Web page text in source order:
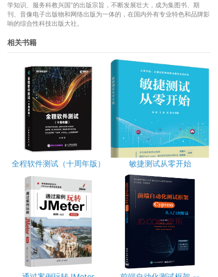
4.1开源工具精粹 064
4.1.1 链路追踪工具 065
4.1.2 流量构造工具 067
4.1.3 容量监控工具 068
4.2 分布式压测平台建设 072
4.2.1 架构设计 073
4.2.2 压测状态流转 077
4.2.3 实时数据（热数据） 078
4.2.4 异步数据（冷数据） 079
4.2.5 吞吐量限制与动态调节 081
4.2.6 压测场景编排 082
4.2.7 监控模块 084
4.3 全链路压测管理平台建设 085
4.3.1 全链路压测管理平台功能概览 085
4.3.2 压测链路与模型管理 087
4.3.3 压测风险识别与结果跟进 089
4.4 无人值守全链路压测的技术实现 089
4.4.1 自适应压测策略 090
4.4.2 自动化风险管控 092
4.5 本章小结 094
第5章 微服务架构下的容量治理 095
5.1 微服务架构的特点和容量风险 095
5.1.1 微服务架构的特点 096
5.1.2 微服务架构的容量风险 097
学知识、服务科教兴国”的出版宗旨，不断发展壮大，成为集图书、期
刊、音像电子出版物和网络出版为一体的，在国内外有专业特色和品牌影
响的综合性科技出版大社。
相关书籍
全程软件测试（十周年版） 敏捷测试从零开始